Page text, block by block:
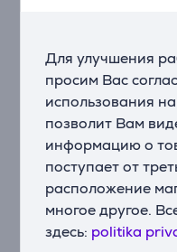
Для улучшения
просим Вас
использования
позволит Вам
информацию о
поступает от
расположение
многое другое.
здесь: politika
Эргономичный корпус
Мышь MX Master 4
использования,
положении.
дополнительное
пальца снижают
рабочих сессиях.
Тихие и точные
Кнопки Quiet Click